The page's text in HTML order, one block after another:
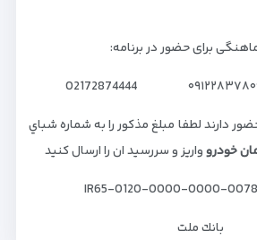
برای حضور در برنامه:
دارند لطفا مبلغ مذكور را به شماره شباي
خودروواريز و سررسيد ان را ارسال كنيد
IR65-0120-0000-0000-
بانك ملت